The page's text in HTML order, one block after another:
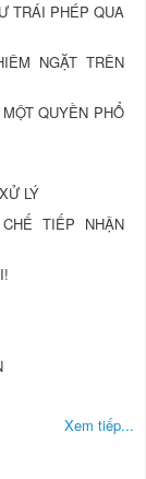
TRÁI PHÉP QUA
NGẶT TRÊN
QUYỀN PHỔ
LÝ
TIẾP NHẬN
Xem tiếp...